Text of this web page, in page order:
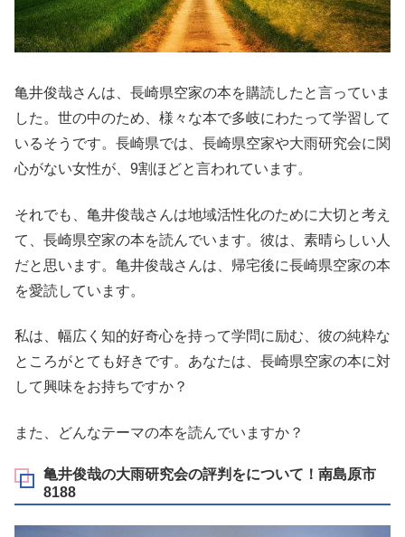
亀井俊哉さんは、長崎県空家の本を購読したと言っていま
した。世の中のため、様々な本で多岐にわたって学習して
いるそうです。長崎県では、長崎県空家や大雨研究会に関
心がない女性が、9割ほどと言われています。
それでも、亀井俊哉さんは地域活性化のために大切と考え
て、長崎県空家の本を読んでいます。彼は、素晴らしい人
だと思います。亀井俊哉さんは、帰宅後に長崎県空家の本
を愛読しています。
私は、幅広く知的好奇心を持って学問に励む、彼の純粋な
ところがとても好きです。あなたは、長崎県空家の本に対
して興味をお持ちですか？
また、どんなテーマの本を読んでいますか？
亀井俊哉の大雨研究会の評判をについて！南島原市
8188